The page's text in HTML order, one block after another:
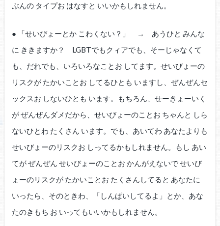
ぶんの タイプお はなすと いいかもしれません。
● 「せいびょーとか こわくない？」 → あうひと みんな
に ききますか？ LGBTでもクィアでも、そーじゃなくて
も、だれでも、いろいろなことお してます。せいびょーの
リスクが たかいことお してるひとも いますし、ぜんぜんセ
ックスお しないひとも います。もちろん、せーきょーいく
が ぜんぜんダメだから、せいびょーのことお ちゃんと しら
ないひとわ たくさん います。でも、あいてわ あなたよりも
せいびょーのリスクお しってるかもしれません。もし あい
てが ぜんぜん せいびょーのことお かんがえないで せいび
ょーのリスクが たかいことお たくさんしてると あなたに
いったら、そのときわ、「しんぱいしてるよ」とか、あな
たのきもち お いってもいいかもしれません。